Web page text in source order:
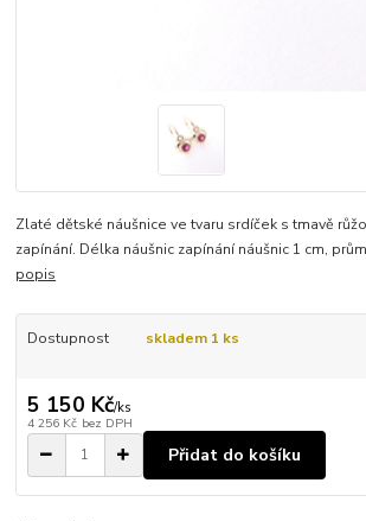
Zlaté dětské náušnice ve tvaru srdíček s tmavě
zapínání. Délka náušnic zapínání náušnic 1 cm,
popis
Dostupnost skladem 1 ks
5 150 Kč/ks
4 256 Kč bez DPH
Přidat do košíku